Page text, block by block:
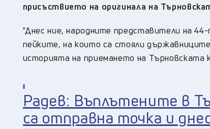
присъствието на оригинала на
"Днес ние, народните представители на
пейките, на които са стояли
историята на приемането на Търновската
Радев: Въплътените в
са отправна точка и